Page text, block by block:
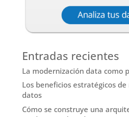
Entradas recientes
La modernización data como
Los beneficios estratégicos
datos
Cómo se construye una